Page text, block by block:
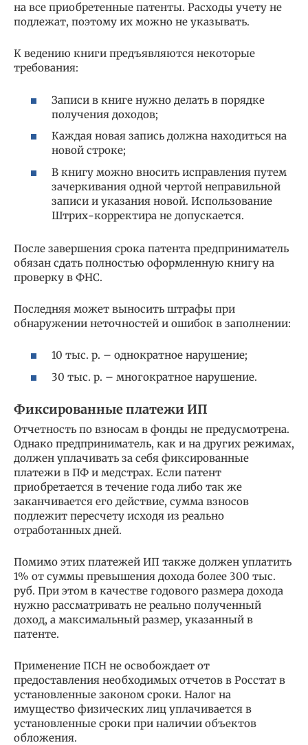
на все приобретенные патенты. Расходы учету не
подлежат, поэтому их можно не указывать.
К ведению книги предъявляются некоторые
требования:
Записи в книге нужно делать в порядке
получения доходов;
Каждая новая запись должна находиться на
новой строке;
В книгу можно вносить исправления путем
зачеркивания одной чертой неправильной
записи и указания новой. Использование
Штрих-корректира не допускается.
После завершения срока патента предприниматель
обязан сдать полностью оформленную книгу на
проверку в ФНС.
Последняя может выносить штрафы при
обнаружении неточностей и ошибок в заполнении:
10 тыс. р. – однократное нарушение;
30 тыс. р. – многократное нарушение.
Фиксированные платежи ИП
Отчетность по взносам в фонды не предусмотрена.
Однако предприниматель, как и на других режимах,
должен уплачивать за себя фиксированные
платежи в ПФ и медстрах. Если патент
приобретается в течение года либо так же
заканчивается его действие, сумма взносов
подлежит пересчету исходя из реально
отработанных дней.
Помимо этих платежей ИП также должен уплатить
1% от суммы превышения дохода более 300 тыс.
руб. При этом в качестве годового размера дохода
нужно рассматривать не реально полученный
доход, а максимальный размер, указанный в
патенте.
Применение ПСН не освобождает от
предоставления необходимых отчетов в Росстат в
установленные законом сроки. Налог на
имущество физических лиц уплачивается в
установленные сроки при наличии объектов
обложения.